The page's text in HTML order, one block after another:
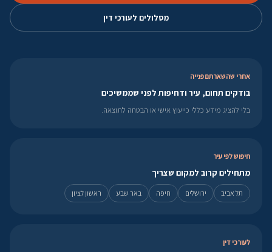
מסלולים לעורכי דין
אחרי שהשארתם פנייה
בודקים תחום, עיר ודחיפות לפני שממשיכים
בלי להציג מידע כללי כייעוץ אישי או הבטחה לתוצאה.
חיפוש לפי עיר
מתחילים קרוב למקום שצריך
תל אביב ירושלים חיפה באר שבע ראשון לציון
לעורכי דין